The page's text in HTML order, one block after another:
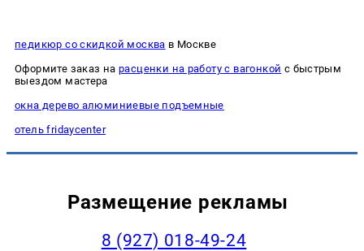
педикюр со скидкой москва в Москве
Оформите заказ нарасценки на работу с вагонкой с быстрым
выездом мастера
окна дерево алюминиевые подъемные
отель fridaycenter
Размещение рекламы
8 (927) 018-49-24